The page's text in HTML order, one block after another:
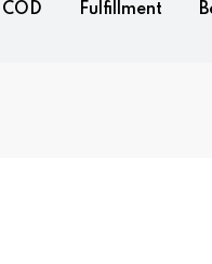
COD Fulfillment